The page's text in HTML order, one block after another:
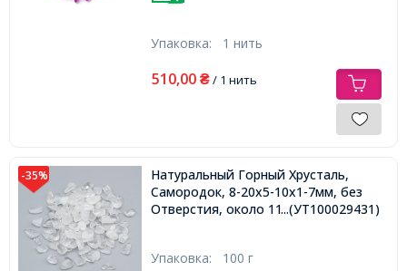
Упаковка: 1 нить
510,00 ₴/ 1 нить
-35%
Натуральный Горный Хрусталь,
Самородок, 8-20x5-10x1-7мм, без
Отверстия, около 110шт/100г,
...(УТ100029431)
Упаковка: 100 г